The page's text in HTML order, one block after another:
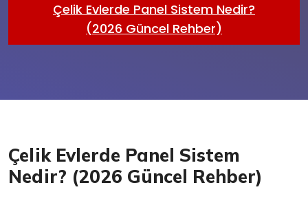
Çelik Evlerde Panel Sistem Nedir?
(2026 Güncel Rehber)
Çelik Evlerde Panel Sistem
Nedir? (2026 Güncel Rehber)